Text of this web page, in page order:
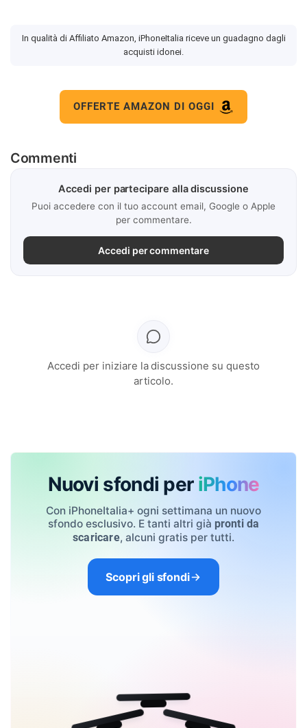
In qualità di Affiliato Amazon, iPhoneItalia riceve un guadagno dagli
acquisti idonei.
OFFERTE AMAZON DI OGGI
Commenti
Accedi per partecipare alla discussione
Puoi accedere con il tuo account email, Google o Apple
per commentare.
Accedi per commentare
Accedi per iniziare la discussione su questo
articolo.
Nuovi sfondi per iPhone
Con iPhoneItalia+ ogni settimana un nuovo
sfondo esclusivo. E tanti altri già pronti da
scaricare, alcuni gratis per tutti.
Scopri gli sfondi